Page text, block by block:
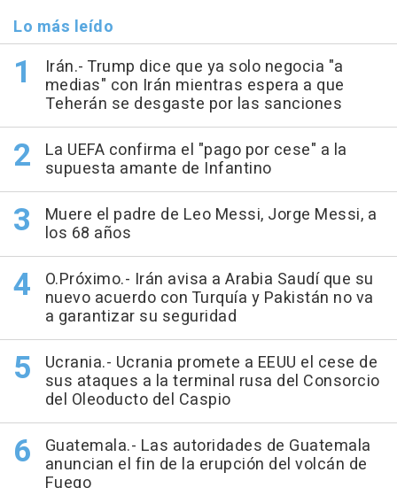
Lo más leído
Irán.- Trump dice que ya solo negocia "a
medias" con Irán mientras espera a que
Teherán se desgaste por las sanciones
La UEFA confirma el "pago por cese" a la
supuesta amante de Infantino
Muere el padre de Leo Messi, Jorge Messi, a
los 68 años
O.Próximo.- Irán avisa a Arabia Saudí que su
nuevo acuerdo con Turquía y Pakistán no va
a garantizar su seguridad
Ucrania.- Ucrania promete a EEUU el cese de
sus ataques a la terminal rusa del Consorcio
del Oleoducto del Caspio
Guatemala.- Las autoridades de Guatemala
anuncian el fin de la erupción del volcán de
Fuego